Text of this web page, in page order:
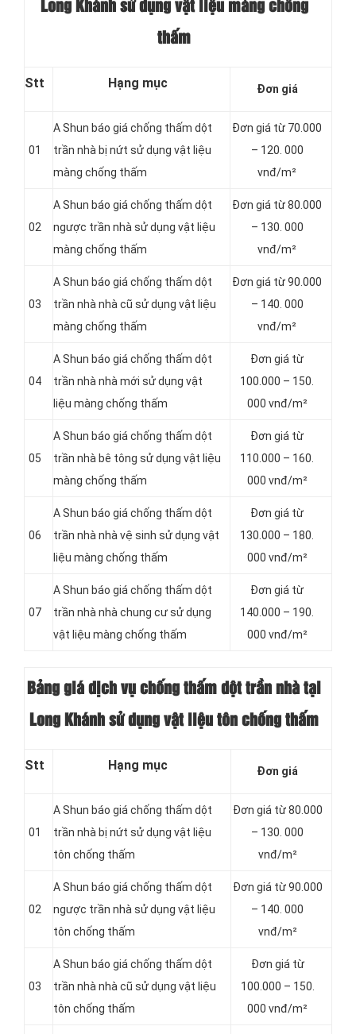
Long Khánh sử dụng vật liệu màng chống
thấm
Stt Hạng mục Đơn giá
01
A Shun báo giá chống thấm dột
trần nhà bị nứt sử dụng vật liệu
màng chống thấm
Đơn giá từ 70.000
– 120. 000
vnđ/m²
02
A Shun báo giá chống thấm dột
ngược trần nhà sử dụng vật liệu
màng chống thấm
Đơn giá từ 80.000
– 130. 000
vnđ/m²
03
A Shun báo giá chống thấm dột
trần nhà nhà cũ sử dụng vật liệu
màng chống thấm
Đơn giá từ 90.000
– 140. 000
vnđ/m²
04
A Shun báo giá chống thấm dột
trần nhà nhà mới sử dụng vật
liệu màng chống thấm
Đơn giá từ
100.000 – 150.
000 vnđ/m²
05
A Shun báo giá chống thấm dột
trần nhà bê tông sử dụng vật liệu
màng chống thấm
Đơn giá từ
110.000 – 160.
000 vnđ/m²
06
A Shun báo giá chống thấm dột
trần nhà nhà vệ sinh sử dụng vật
liệu màng chống thấm
Đơn giá từ
130.000 – 180.
000 vnđ/m²
07
A Shun báo giá chống thấm dột
trần nhà nhà chung cư sử dụng
vật liệu màng chống thấm
Đơn giá từ
140.000 – 190.
000 vnđ/m²
Bảng giá dịch vụ chống thấm dột trần nhà tại
Long Khánh sử dụng vật liệu tôn chống thấm
Stt Hạng mục Đơn giá
01
A Shun báo giá chống thấm dột
trần nhà bị nứt sử dụng vật liệu
tôn chống thấm
Đơn giá từ 80.000
– 130. 000
vnđ/m²
02
A Shun báo giá chống thấm dột
ngược trần nhà sử dụng vật liệu
tôn chống thấm
Đơn giá từ 90.000
– 140. 000
vnđ/m²
03
A Shun báo giá chống thấm dột
trần nhà nhà cũ sử dụng vật liệu
tôn chống thấm
Đơn giá từ
100.000 – 150.
000 vnđ/m²